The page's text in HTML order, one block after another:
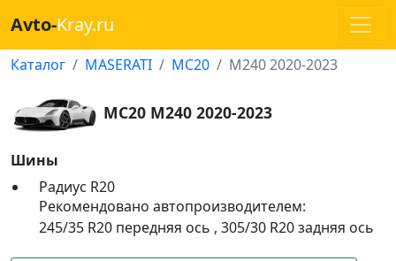
Avto-Kray.ru
Каталог MASERATI MC20 M240 2020-2023
MC20 M240 2020-2023
Шины
Радиус R20
Рекомендовано автопроизводителем:
245/35 R20 передняя ось , 305/30 R20 задняя ось